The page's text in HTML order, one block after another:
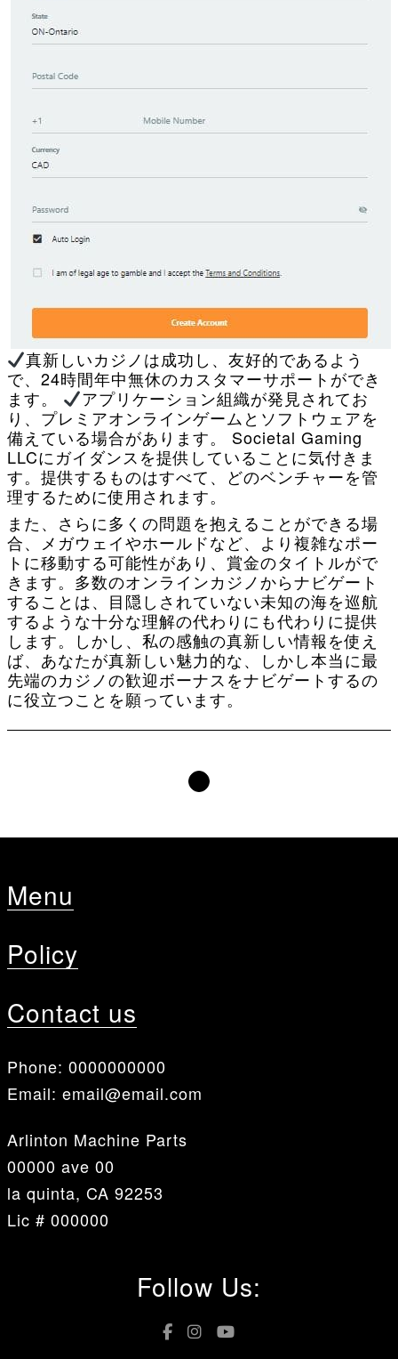
真新しいカジノは成功し、友好的であるよう
で、24時間年中無休のカスタマーサポートができ
ます。
アプリケーション組織が発見されてお
り、プレミアオンラインゲームとソフトウェアを
備えている場合があります。 Societal Gaming
LLCにガイダンスを提供していることに気付きま
す。提供するものはすべて、どのベンチャーを管
理するために使用されます。
また、さらに多くの問題を抱えることができる場
合、メガウェイやホールドなど、より複雑なポー
トに移動する可能性があり、賞金のタイトルがで
きます。多数のオンラインカジノからナビゲート
することは、目隠しされていない未知の海を巡航
するような十分な理解の代わりにも代わりに提供
します。しかし、私の感触の真新しい情報を使え
ば、あなたが真新しい魅力的な、しかし本当に最
先端のカジノの歓迎ボーナスをナビゲートするの
に役立つことを願っています。
Menu
Policy
Contact us
Phone: 0000000000
Email: email@email.com
Arlinton Machine Parts
00000 ave 00
la quinta, CA 92253
Lic # 000000
Follow Us: